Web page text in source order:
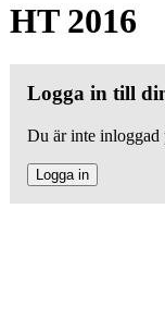
HT 2016
Logga in till
Du är inte inloggad
Logga in